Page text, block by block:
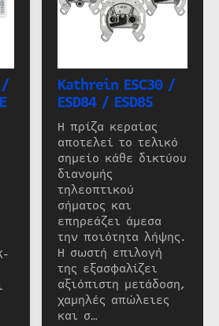
/ Kathrein ESC30 /
ESD84 / ESD85
Η πρίζα κεραίας
αποτελεί το τελικό
σημείο κάθε δικτύου
διανομής
τηλεοπτικού
σήματος και
επηρεάζει άμεσα
την ποιότητα λήψης.
Η σωστή επιλογή
της εξασφαλίζει
αξιόπιστη μετάδοση,
χαμηλές απώλειες
και σ…